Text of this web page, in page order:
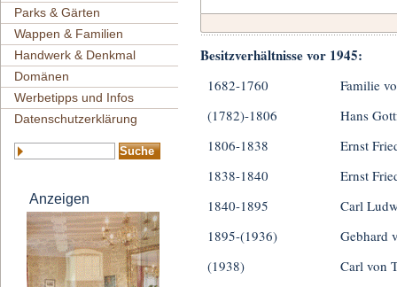
Parks & Gärten
Wappen & Familien
Handwerk & Denkmal
Domänen
Werbetipps und Infos
Datenschutzerklärung
Anzeigen
Besitzverhältnisse vor 1945:
1682-1760
Familie
(1782)-1806
Hans
1806-1838
Ernst
1838-1840
Ernst
1840-1895
Carl
1895-(1936)
Gebhard
(1938)
Carl von